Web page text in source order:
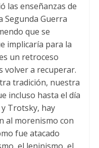
las enseñanzas de
Segunda Guerra
que se
implicaría para la
un retroceso
volver a recuperar.
tradición, nuestra
incluso hasta el día
Trotsky, hay
al morenismo con
fue atacado